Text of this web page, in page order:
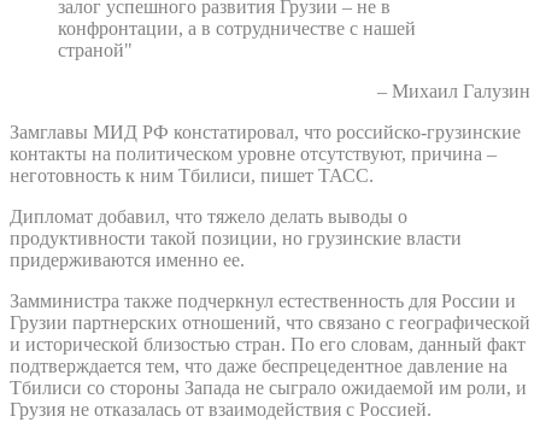
залог успешного развития Грузии – не в
конфронтации, а в сотрудничестве с нашей
страной"
– Михаил Галузин
Замглавы МИД РФ констатировал, что российско-грузинские
контакты на политическом уровне отсутствуют, причина –
неготовность к ним Тбилиси, пишет ТАСС.
Дипломат добавил, что тяжело делать выводы о
продуктивности такой позиции, но грузинские власти
придерживаются именно ее.
Замминистра также подчеркнул естественность для России и
Грузии партнерских отношений, что связано с географической
и исторической близостью стран. По его словам, данный факт
подтверждается тем, что даже беспрецедентное давление на
Тбилиси со стороны Запада не сыграло ожидаемой им роли, и
Грузия не отказалась от взаимодействия с Россией.